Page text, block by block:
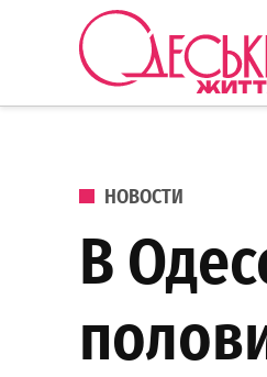
Перейти к содержанию
ОПУБЛИКОВАНО В
НОВОСТИ
В